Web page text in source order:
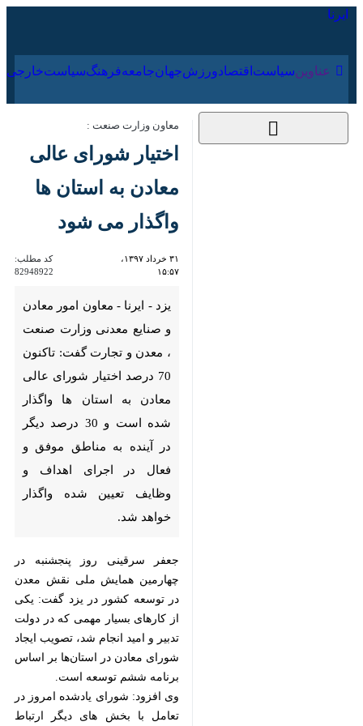
عناوین‌ سیاست اقتصاد ورزش جهان جامعه فرهنگ
معاون وزارت صنعت :
اختیار شورای عالی
معادن به استان ها
واگذار می شود
کد مطلب:
82948922
یزد - ایرنا - معاون امور معادن و
صنایع معدنی وزارت صنعت ،
معدن و تجارت گفت: تاكنون 70
درصد اختیار شورای عالی معادن به
استان ها واگذار شده است و 30
درصد دیگر در آینده به مناطق
موفق و فعال در اجرای اهداف و
وظایف تعیین شده واگذار خواهد
شد.
جعفر سرقینی روز پنجشنبه در چهارمین
كشور در یزد گفت: یكی از كارهای بسیار
مهمی كه در دولت تدبیر و امید انجام
شد، تصویب ایجاد شورای معادن در
استان‌ها بر اساس برنامه ششم توسعه
است.
وی افزود: شورای یادشده امروز در
تعامل با بخش های دیگر ارتباط برقرار
كرده كه به شورای توسعه ای تبدیل